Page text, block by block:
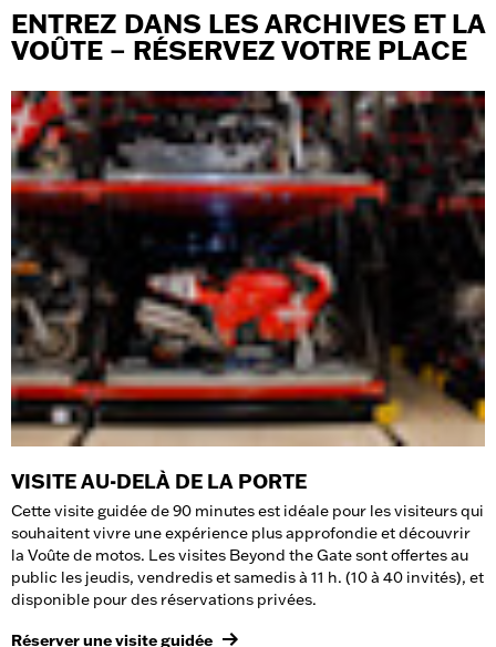
ENTREZ DANS LES ARCHIVES ET LA
VOÛTE – RÉSERVEZ VOTRE PLACE
VISITE AU-DELÀ DE LA PORTE
Cette visite guidée de 90 minutes est idéale pour les visiteurs qui
souhaitent vivre une expérience plus approfondie et découvrir
la Voûte de motos. Les visites Beyond the Gate sont offertes au
public les jeudis, vendredis et samedis à 11 h. (10 à 40 invités), et
disponible pour des réservations privées.
Réserver une visite guidée